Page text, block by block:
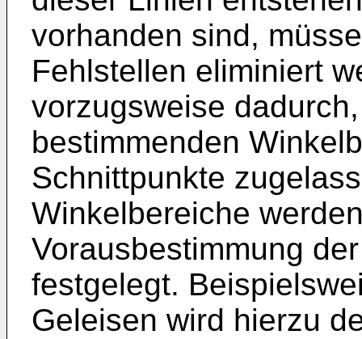
vorhanden sind,
Fehlstellen eliminiert
vorzugsweise
bestimmenden
Schnittpunkte
Winkelbereiche
Vorausbestimmung
festgelegt.
Geleisen wird hierzu